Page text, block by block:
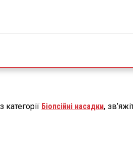
Біопсійні насадки,